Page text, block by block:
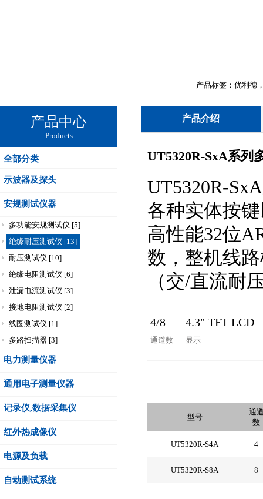
产品标签：优利德
产品中心
Products
全部分类
示波器及探头
安规测试仪器
多功能安规测试仪 [5]
绝缘耐压测试仪 [13]
耐压测试仪 [10]
绝缘电阻测试仪 [6]
泄漏电流测试仪 [3]
接地电阻测试仪 [2]
线圈测试仪 [1]
多路扫描器 [3]
电力测量仪器
通用电子测量仪器
记录仪,数据采集仪
红外热成像仪
电源及负载
自动测试系统
产品介绍
UT5320R-SxA系列
UT5320R-
各种实体按
高性能32位
数，整机线
（交/直流耐
4/8 4.3" TFT LCD
通道数 显示
型号
通
数
UT5320R-S4A 4
UT5320R-S8A 8